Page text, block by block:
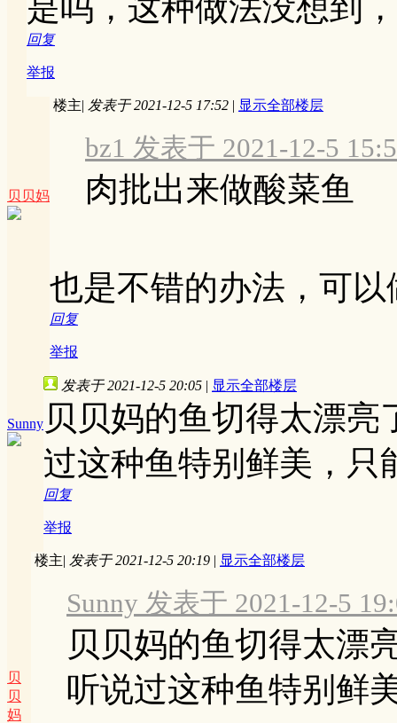
是吗，这种做法没想到
回复
举报
贝贝妈
楼主| 发表于 2021-12-5 17:52 | 显示全部楼层
bz1 发表于 2021-12-5
肉批出来做酸菜鱼
也是不错的办法，可以
回复
举报
Sunny
发表于 2021-12-5 20:05 | 显示全部楼层
贝贝妈的鱼切得太漂
过这种鱼特别鲜美，只
回复
举报
贝
贝
妈
楼主| 发表于 2021-12-5 20:19 | 显示全部楼层
Sunny 发表于 2021-12-5
贝贝妈的鱼切得太漂
听说过这种鱼特别鲜